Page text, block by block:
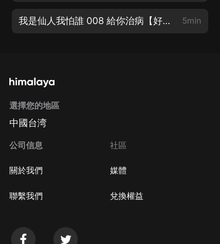
我是仙人我怕誰 008 給你治病【好書上架求訂閱、月票、五星好評】 5min
選擇您的地區
中國台湾
公司信息
關於我們
聯繫我們
社區
媒體
兌換權益